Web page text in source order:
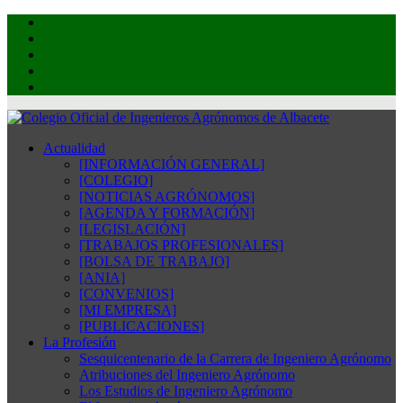
Actualidad
[INFORMACIÓN GENERAL]
[COLEGIO]
[NOTICIAS AGRÓNOMOS]
[AGENDA Y FORMACIÓN]
[LEGISLACIÓN]
[TRABAJOS PROFESIONALES]
[BOLSA DE TRABAJO]
[ANIA]
[CONVENIOS]
[MI EMPRESA]
[PUBLICACIONES]
La Profesión
Sesquicentenario de la Carrera de Ingeniero Agrónomo
Atribuciones del Ingeniero Agrónomo
Los Estudios de Ingeniero Agrónomo